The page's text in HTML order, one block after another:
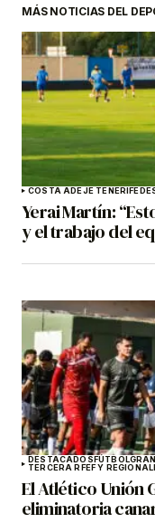
MÁS NOTICIAS DEL
COSTA ADEJE TENERIFE
Yerai Martín:
y el trabajo del
DESTACADOSFÚTBOL
TERCERA RFEF Y
El Atlético Unión
eliminatoria